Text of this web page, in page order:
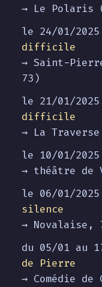
→ Le Polaris
le 24/01/
difficile
→ Saint-
73)
le 21/01/
difficile
→ La
le 10/01/
→ théâtre de
le 06/01/
silence
→ Novalaise,
du 05/01 au
de Pierre
→ Comédie de